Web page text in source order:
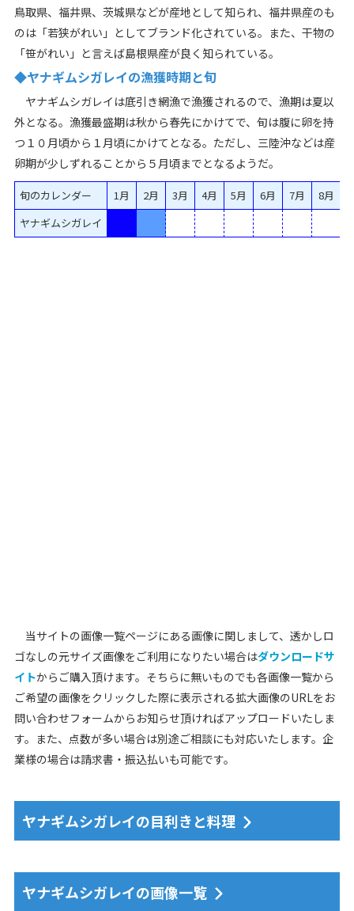
鳥取県、福井県、茨城県などが産地として知られ、福井県産のも
のは「若狭がれい」としてブランド化されている。また、干物の
「笹がれい」と言えば島根県産が良く知られている。
◆ヤナギムシガレイの漁獲時期と旬
ヤナギムシガレイは底引き網漁で漁獲されるので、漁期は夏以
外となる。漁獲最盛期は秋から春先にかけてで、旬は腹に卵を持
つ１０月頃から１月頃にかけてとなる。ただし、三陸沖などは産
卵期が少しずれることから５月頃までとなるようだ。
旬のカレンダー 1月 2月 3月 4月 5月 6月 7月 8月
ヤナギムシガレイ
当サイトの画像一覧ページにある画像に関しまして、透かしロ
ゴなしの元サイズ画像をご利用になりたい場合はダウンロードサ
イトからご購入頂けます。そちらに無いものでも各画像一覧から
ご希望の画像をクリックした際に表示される拡大画像のURLをお
問い合わせフォームからお知らせ頂ければアップロードいたしま
す。また、点数が多い場合は別途ご相談にも対応いたします。企
業様の場合は請求書・振込払いも可能です。
ヤナギムシガレイの目利きと料理
ヤナギムシガレイの画像一覧